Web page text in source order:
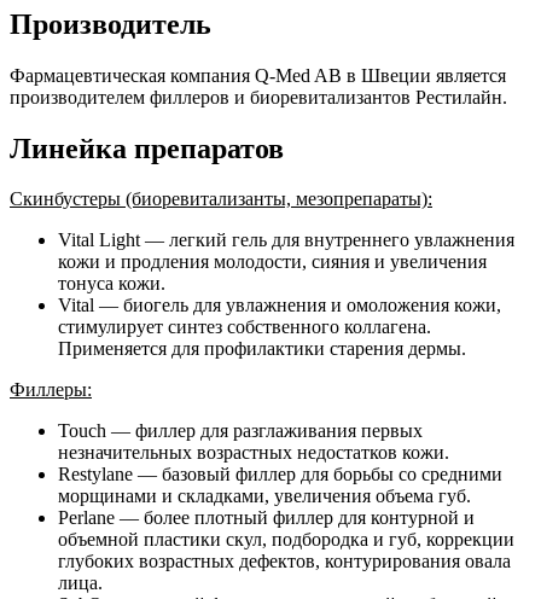
Производитель
Фармацевтическая компания Q-Med AB в Швеции является
производителем филлеров и биоревитализантов Рестилайн.
Линейка препаратов
Скинбустеры (биоревитализанты, мезопрепараты):
Vital Light — легкий гель для внутреннего увлажнения
кожи и продления молодости, сияния и увеличения
тонуса кожи.
Vital — биогель для увлажнения и омоложения кожи,
стимулирует синтез собственного коллагена.
Применяется для профилактики старения дермы.
Филлеры:
Touch — филлер для разглаживания первых
незначительных возрастных недостатков кожи.
Restylane — базовый филлер для борьбы со средними
морщинами и складками, увеличения объема губ.
Perlane — более плотный филлер для контурной и
объемной пластики скул, подбородка и губ, коррекции
глубоких возрастных дефектов, контурирования овала
лица.